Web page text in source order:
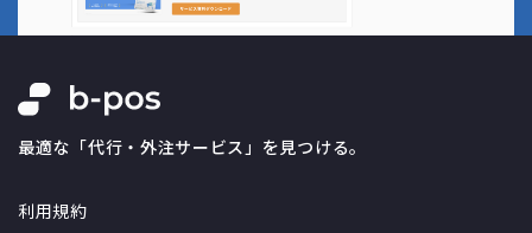
最適な「代行・外注サービス」を見つける。
利用規約